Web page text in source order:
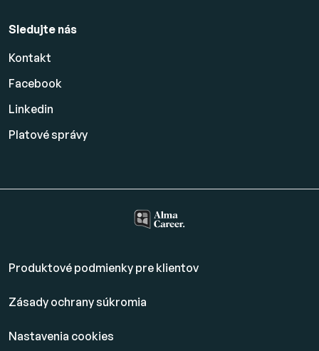
Sledujte nás
Kontakt
Facebook
Linkedin
Platovésprávy
Produktové podmienky pre klientov
Zásady ochrany súkromia
Nastavenia cookies